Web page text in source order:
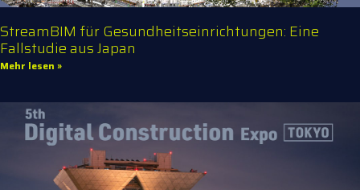
StreamBIM für Gesundheitseinrichtungen: Eine
Fallstudie aus Japan
Mehr lesen »